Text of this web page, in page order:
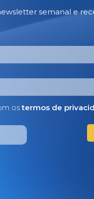
semanal e
ostermos de